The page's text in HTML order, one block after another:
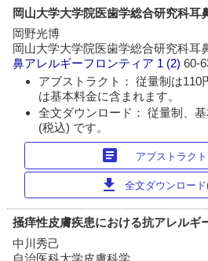
岡山大学大学院医歯学総合研究科耳
岡野光博
岡山大学大学院医歯学総合研究科耳
鼻アレルギーフロンティア 1 (2)60-
アブストラクト： 従量制は110
は基本料金に含まれます。
全文ダウンロード： 従量制、
(税込) です。
article アブストラク
download 全文ダウンロー
掻痒性皮膚疾患における抗アレルギ
中川秀己
自治医科大学皮膚科学